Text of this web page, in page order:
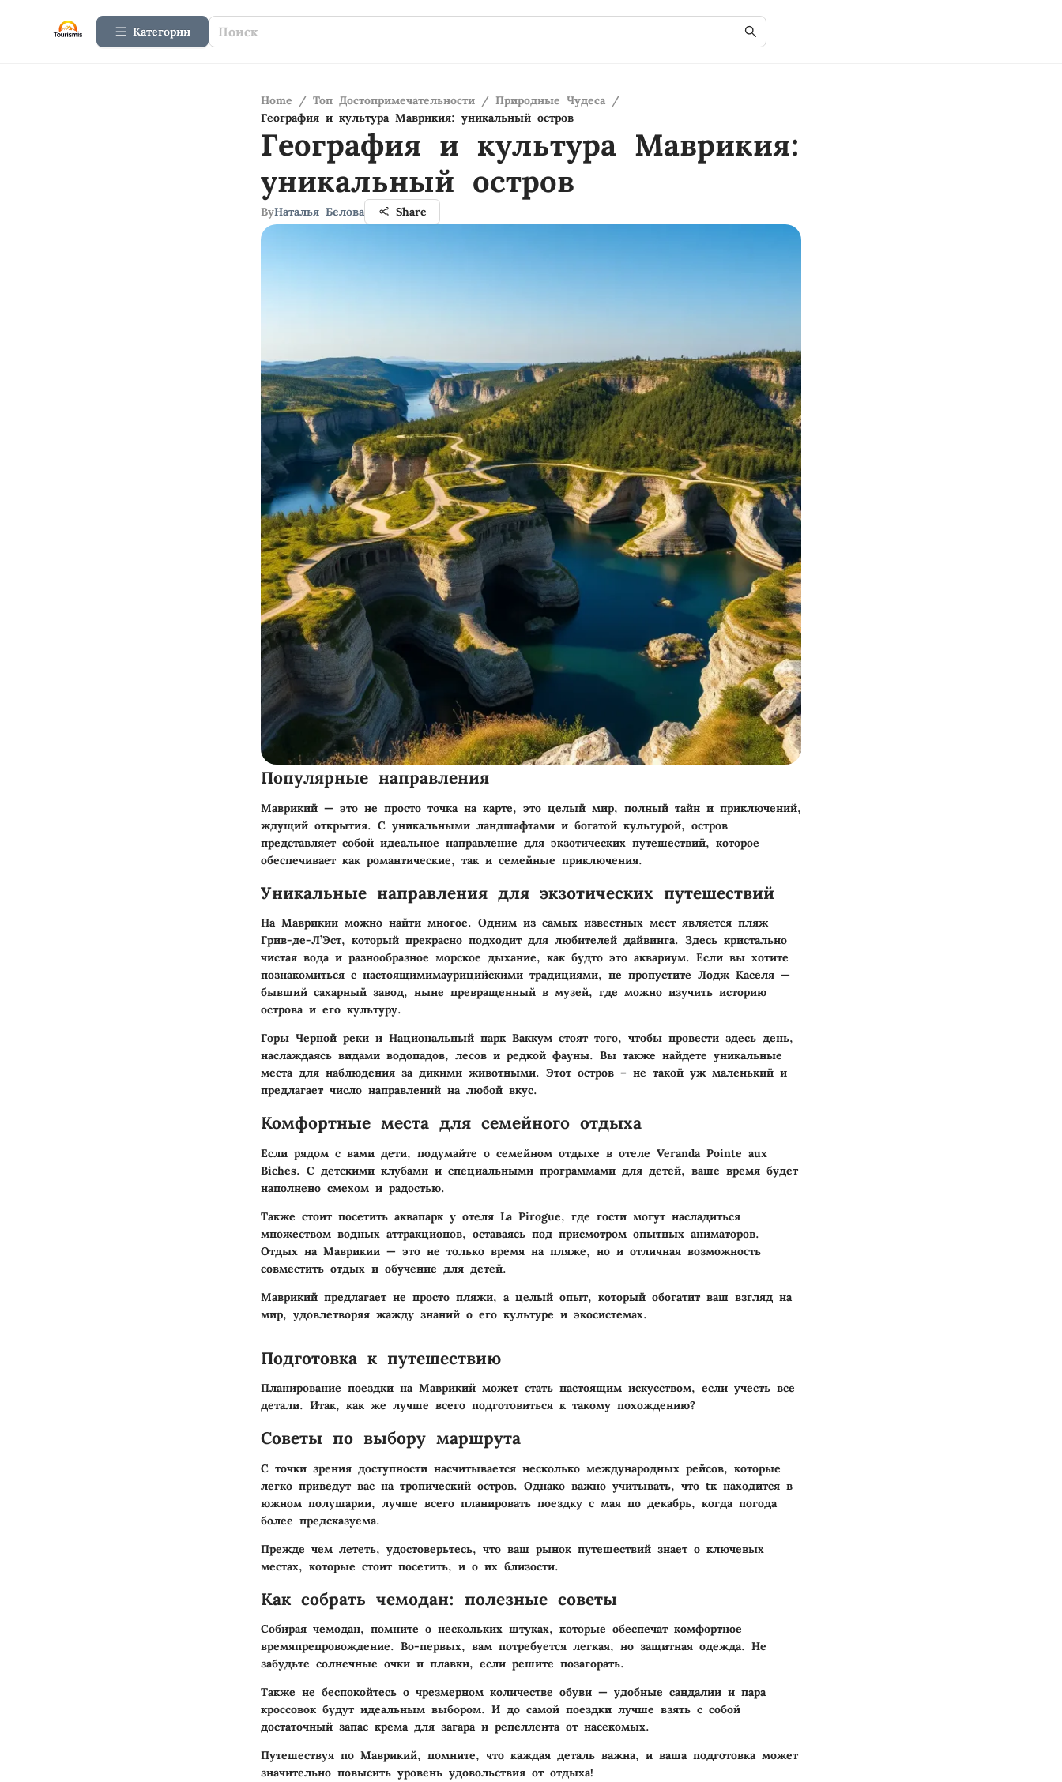
Категории
Home / Топ Достопримечательности / Природные Чудеса /
География и культура Маврикия: уникальный остров
География и культура Маврикия:
уникальный остров
ByНаталья Белова Share
Популярные направления
Маврикий — это не просто точка на карте, это целый мир, полный тайн и приключений,
ждущий открытия. С уникальными ландшафтами и богатой культурой, остров
представляет собой идеальное направление для экзотических путешествий, которое
обеспечивает как романтические, так и семейные приключения.
Уникальные направления для экзотических путешествий
На Маврикии можно найти многое. Одним из самых известных мест является пляж
Грив-де-Л’Эст, который прекрасно подходит для любителей дайвинга. Здесь кристально
чистая вода и разнообразное морское дыхание, как будто это аквариум. Если вы хотите
познакомиться с настоящимимаурицийскими традициями, не пропустите Лодж Каселя —
бывший сахарный завод, ныне превращенный в музей, где можно изучить историю
острова и его культуру.
Горы Черной реки и Национальный парк Ваккум стоят того, чтобы провести здесь день,
наслаждаясь видами водопадов, лесов и редкой фауны. Вы также найдете уникальные
места для наблюдения за дикими животными. Этот остров – не такой уж маленький и
предлагает число направлений на любой вкус.
Комфортные места для семейного отдыха
Если рядом с вами дети, подумайте о семейном отдыхе в отеле Veranda Pointe aux
Biches. С детскими клубами и специальными программами для детей, ваше время будет
наполнено смехом и радостью.
Также стоит посетить аквапарк у отеля La Pirogue, где гости могут насладиться
множеством водных аттракционов, оставаясь под присмотром опытных аниматоров.
Отдых на Маврикии — это не только время на пляже, но и отличная возможность
совместить отдых и обучение для детей.
Маврикий предлагает не просто пляжи, а целый опыт, который обогатит ваш взгляд на
мир, удовлетворяя жажду знаний о его культуре и экосистемах.
Подготовка к путешествию
Планирование поездки на Маврикий может стать настоящим искусством, если учесть все
детали. Итак, как же лучше всего подготовиться к такому похождению?
Советы по выбору маршрута
С точки зрения доступности насчитывается несколько международных рейсов, которые
легко приведут вас на тропический остров. Однако важно учитывать, что tк находится в
южном полушарии, лучше всего планировать поездку с мая по декабрь, когда погода
более предсказуема.
Прежде чем лететь, удостоверьтесь, что ваш рынок путешествий знает о ключевых
местах, которые стоит посетить, и о их близости.
Как собрать чемодан: полезные советы
Собирая чемодан, помните о нескольких штуках, которые обеспечат комфортное
времяпрепровождение. Во-первых, вам потребуется легкая, но защитная одежда. Не
забудьте солнечные очки и плавки, если решите позагорать.
Также не беспокойтесь о чрезмерном количестве обуви — удобные сандалии и пара
кроссовок будут идеальным выбором. И до самой поездки лучше взять с собой
достаточный запас крема для загара и репеллента от насекомых.
Путешествуя по Маврикий, помните, что каждая деталь важна, и ваша подготовка может
значительно повысить уровень удовольствия от отдыха!